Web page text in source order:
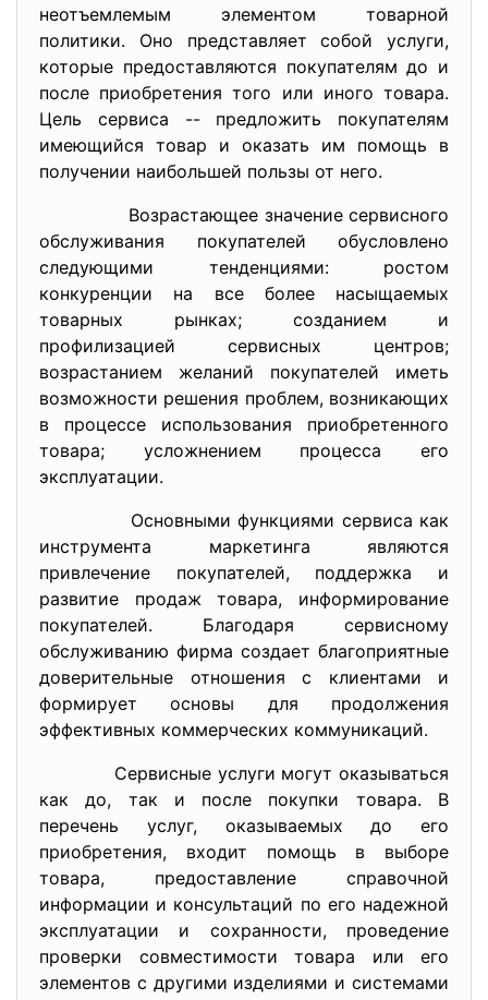
неотъемлемым элементом товарной
политики. Оно представляет собой услуги,
которые предоставляются покупателям до и
после приобретения того или иного товара.
Цель сервиса -- предложить покупателям
имеющийся товар и оказать им помощь в
получении наибольшей пользы от него.
Возрастающее значение сервисного
обслуживания покупателей обусловлено
следующими тенденциями: ростом
конкуренции на все более насыщаемых
товарных рынках; созданием и
профилизацией сервисных центров;
возрастанием желаний покупателей иметь
возможности решения проблем, возникающих
в процессе использования приобретенного
товара; усложнением процесса его
эксплуатации.
Основными функциями сервиса как
инструмента маркетинга являются
привлечение покупателей, поддержка и
развитие продаж товара, информирование
покупателей. Благодаря сервисному
обслуживанию фирма создает благоприятные
доверительные отношения с клиентами и
формирует основы для продолжения
эффективных коммерческих коммуникаций.
Сервисные услуги могут оказываться
как до, так и после покупки товара. В
перечень услуг, оказываемых до его
приобретения, входит помощь в выборе
товара, предоставление справочной
информации и консультаций по его надежной
эксплуатации и сохранности, проведение
проверки совместимости товара или его
элементов с другими изделиями и системами